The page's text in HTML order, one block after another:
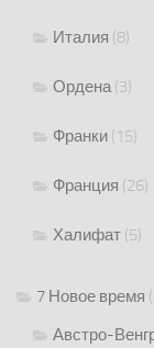
Италия (8)
Ордена(3)
Франки (15)
Франция (26)
Халифат (5)
7 Новое время
Австро-